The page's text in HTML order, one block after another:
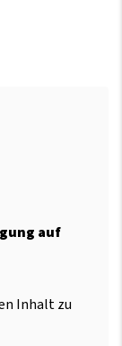
auf
Inhalt zu